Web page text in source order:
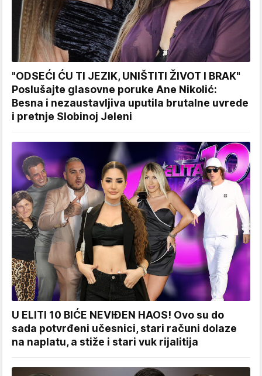
"ODSEĆI ĆU TI JEZIK, UNIŠTITI ŽIVOT I BRAK"
Poslušajte glasovne poruke Ane Nikolić:
Besna i nezaustavljiva uputila brutalne uvrede
i pretnje Slobinoj Jeleni
U ELITI 10 BIĆE NEVIĐEN HAOS! Ovo su do
sada potvrđeni učesnici, stari računi dolaze
na naplatu, a stiže i stari vuk rijalitija